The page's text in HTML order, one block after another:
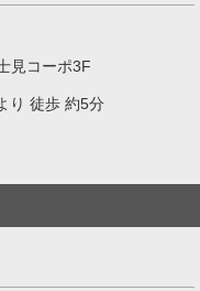
見コーポ3F
り 徒歩 約5分